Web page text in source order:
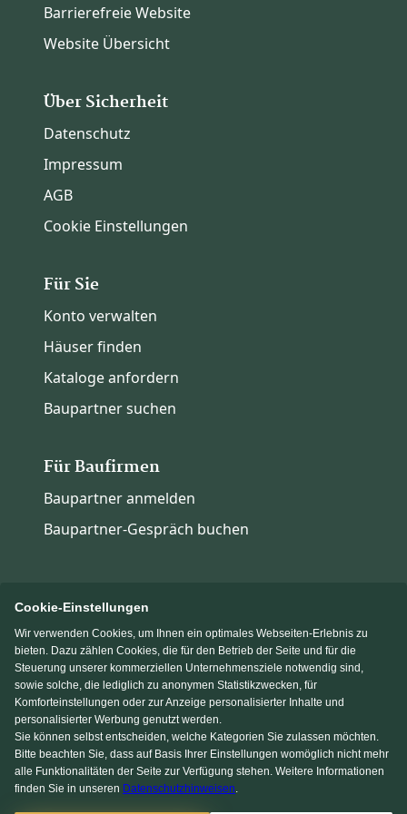
Barrierefreie Website
Website Übersicht
Über Sicherheit
Datenschutz
Impressum
AGB
Cookie Einstellungen
Für Sie
Konto verwalten
Häuser finden
Kataloge anfordern
Baupartner suchen
Für Baufirmen
Baupartner anmelden
Baupartner-Gespräch buchen
Immowelt.de Bauen.de
Massivhaus.de Fertighaus.de
Einfamilienhaus.de
Cookie-Einstellungen
Wir verwenden Cookies, um Ihnen ein optimales Webseiten-Erlebnis zu
bieten. Dazu zählen Cookies, die für den Betrieb der Seite und für die
Steuerung unserer kommerziellen Unternehmensziele notwendig sind,
sowie solche, die lediglich zu anonymen Statistikzwecken, für
Komforteinstellungen oder zur Anzeige personalisierter Inhalte und
personalisierter Werbung genutzt werden.
Sie können selbst entscheiden, welche Kategorien Sie zulassen möchten.
Bitte beachten Sie, dass auf Basis Ihrer Einstellungen womöglich nicht mehr
alle Funktionalitäten der Seite zur Verfügung stehen. Weitere Informationen
finden Sie in unseren Datenschutzhinweisen.